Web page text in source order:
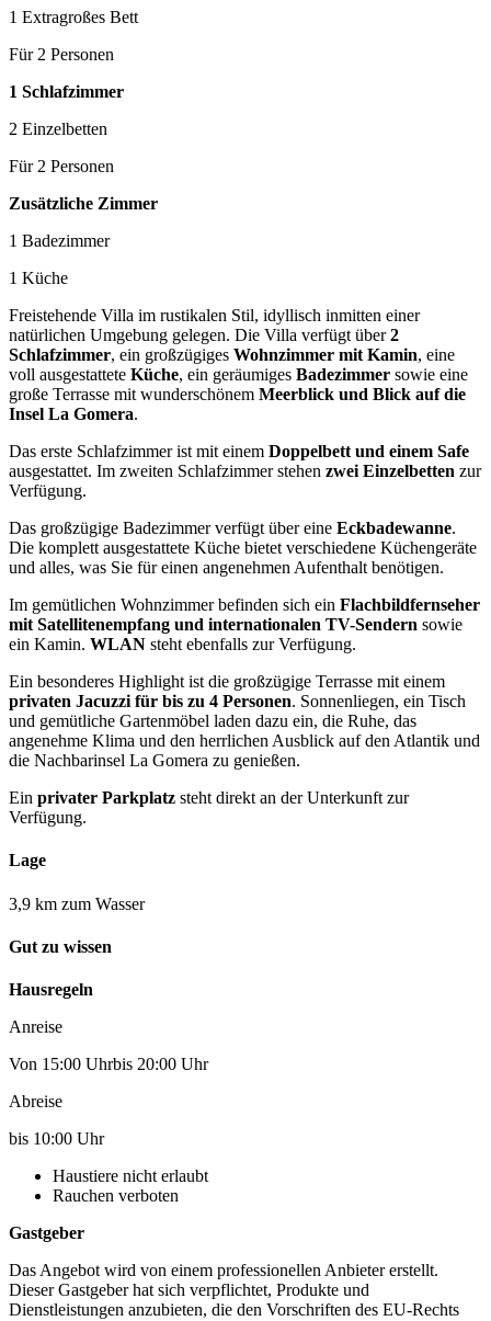
1 Extragroßes Bett
Für 2 Personen
1 Schlafzimmer
2 Einzelbetten
Für 2 Personen
Zusätzliche Zimmer
1 Badezimmer
1 Küche
Freistehende Villa im rustikalen Stil, idyllisch inmitten einer
natürlichen Umgebung gelegen. Die Villa verfügt über2
Schlafzimmer, ein großzügiges Wohnzimmer mit Kamin, eine
voll ausgestattete Küche, ein geräumiges Badezimmer sowie eine
große Terrasse mit wunderschönem Meerblick und Blick auf die
Insel La Gomera.
Das erste Schlafzimmer ist mit einem Doppelbett und einem Safe
ausgestattet. Im zweiten Schlafzimmer stehen zwei Einzelbetten zur
Verfügung.
Das großzügige Badezimmer verfügt über eine Eckbadewanne.
Die komplett ausgestattete Küche bietet verschiedene Küchengeräte
und alles, was Sie für einen angenehmen Aufenthalt benötigen.
Im gemütlichen Wohnzimmer befinden sich ein Flachbildfernseher
mit Satellitenempfang und internationalen TV-Sendern sowie
ein Kamin. WLAN steht ebenfalls zur Verfügung.
Ein besonderes Highlight ist die großzügige Terrasse mit einem
privaten Jacuzzi für bis zu 4 Personen. Sonnenliegen, ein Tisch
und gemütliche Gartenmöbel laden dazu ein, die Ruhe, das
angenehme Klima und den herrlichen Ausblick auf den Atlantik und
die Nachbarinsel La Gomera zu genießen.
Ein privater Parkplatz steht direkt an der Unterkunft zur
Verfügung.
Lage
3,9 km zum Wasser
Gut zu wissen
Hausregeln
Anreise
Von 15:00 Uhrbis 20:00 Uhr
Abreise
bis 10:00 Uhr
Haustiere nicht erlaubt
Rauchen verboten
Gastgeber
Das Angebot wird von einem professionellen Anbieter erstellt.
Dieser Gastgeber hat sich verpflichtet, Produkte und
Dienstleistungen anzubieten, die den Vorschriften des EU-Rechts